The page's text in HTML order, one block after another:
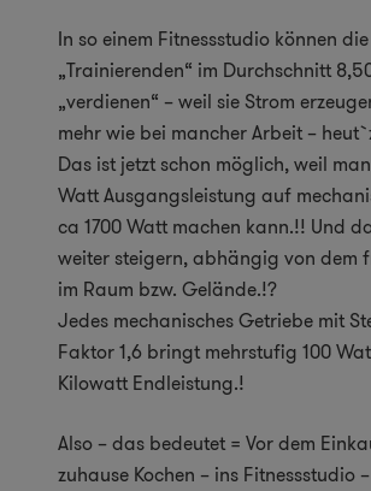
In so einem Fitnessstudio können die
„Trainierenden“ im Durchschnitt
„verdienen“ – weil sie Strom
mehr wie bei mancher Arbeit –
Das ist jetzt schon möglich, weil
Watt Ausgangsleistung auf
ca 1700 Watt machen kann.!! Und
weiter steigern, abhängig von dem
im Raum bzw. Gelände.!?
Jedes mechanisches Getriebe mit
Faktor 1,6 bringt mehrstufig 100
Kilowatt Endleistung.!
Also – das bedeutet = Vor dem
zuhause Kochen – ins Fitnessstudio